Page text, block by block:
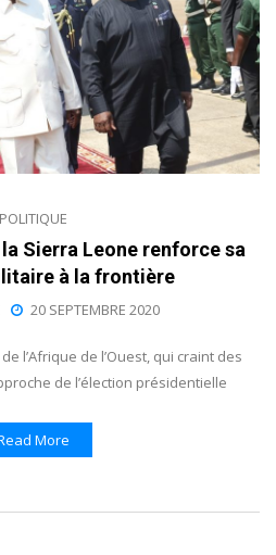
POLITIQUE
Sierra Leone renforce sa
à la frontière
20 SEPTEMBRE 2020
l’Afrique de l’Ouest, qui craint des
de l’élection présidentielle
More